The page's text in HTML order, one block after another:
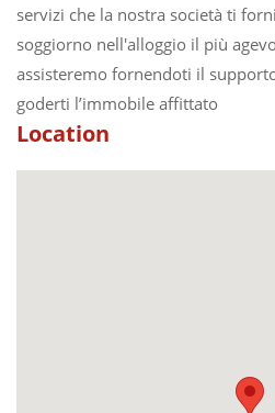
servizi che la nostra società ti
soggiorno nell'alloggio il più
assisteremo fornendoti il
goderti l’immobile affittato
Location